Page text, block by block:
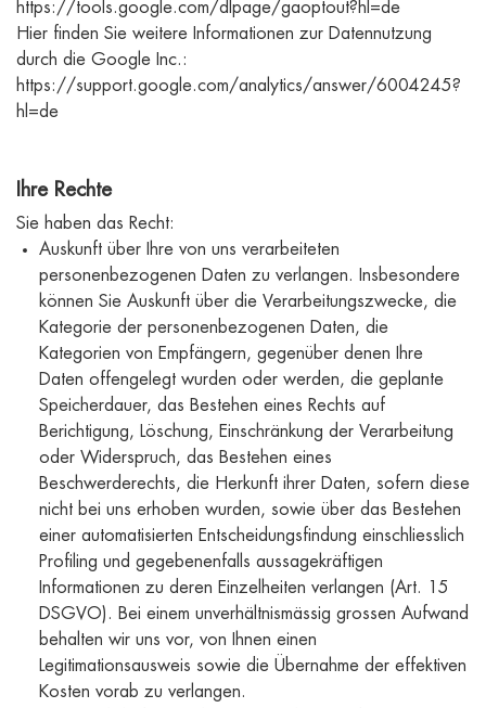
https://tools.google.com/dlpage/gaoptout?hl=de
Hier finden Sie weitere Informationen zur Datennutzung
durch die Google Inc.:
https://support.google.com/analytics/answer/6004245?
hl=de
Ihre Rechte
Sie haben das Recht:
Auskunft über Ihre von uns verarbeiteten
personenbezogenen Daten zu verlangen. Insbesondere
können Sie Auskunft über die Verarbeitungszwecke, die
Kategorie der personenbezogenen Daten, die
Kategorien von Empfängern, gegenüber denen Ihre
Daten offengelegt wurden oder werden, die geplante
Speicherdauer, das Bestehen eines Rechts auf
Berichtigung, Löschung, Einschränkung der Verarbeitung
oder Widerspruch, das Bestehen eines
Beschwerderechts, die Herkunft ihrer Daten, sofern diese
nicht bei uns erhoben wurden, sowie über das Bestehen
einer automatisierten Entscheidungsfindung einschliesslich
Profiling und gegebenenfalls aussagekräftigen
Informationen zu deren Einzelheiten verlangen (Art. 15
DSGVO). Bei einem unverhältnismässig grossen Aufwand
behalten wir uns vor, von Ihnen einen
Legitimationsausweis sowie die Übernahme der effektiven
Kosten vorab zu verlangen.